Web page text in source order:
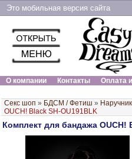
Это мобильная версия сайта
О компании
Контакты Оплата
Секс шоп » БДСМ / Фетиш »
OUCH! Black SH-OU191BLK
Комплект для бандажа OUCH!